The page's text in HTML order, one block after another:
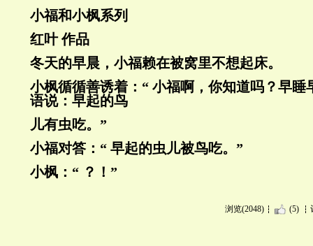
小福和小枫系列
红叶 作品
冬天的早晨，小福赖在被窝里不想起床。
小枫循循善诱着：“ 小福啊，你知道吗？早睡
语说：早起的鸟
儿有虫吃。”
小福对答：“ 早起的虫儿被鸟吃。”
小枫：“ ？！”
浏览(2048) (5)